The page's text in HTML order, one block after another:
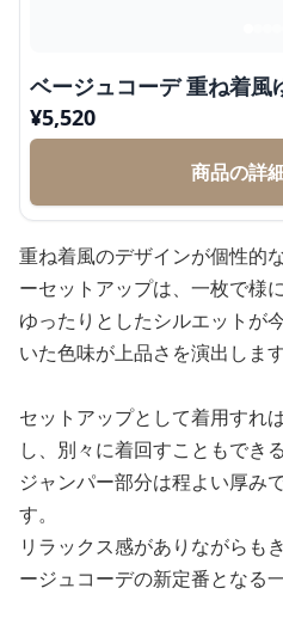
ベージュコーデ 重ね着風
¥5,520
商品の詳
重ね着風のデザインが個性的
ーセットアップは、一枚で様
ゆったりとしたシルエットが
いた色味が上品さを演出します
セットアップとして着用すれ
し、別々に着回すこともでき
ジャンパー部分は程よい厚み
す。
リラックス感がありながらも
ージュコーデの新定番となる一